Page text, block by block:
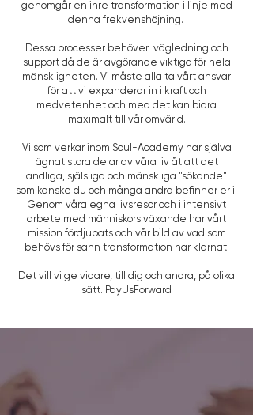
genomgår en inre transformation i linje med
denna frekvenshöjning.
Dessa processer behöver vägledning och
support då de är avgörande viktiga för hela
mänskligheten. Vi måste alla ta vårt ansvar
för att vi expanderar in i kraft och
medvetenhet och med det kan bidra
maximalt till vår omvärld.
Vi som verkar inom Soul-Academy har själva
ägnat stora delar av våra liv åt att det
andliga, själsliga och mänskliga "sökande"
som kanske du och många andra befinner er i.
Genom våra egna livsresor och i intensivt
arbete med människors växande har vårt
mission fördjupats och vår bild av vad som
behövs för sann transformation har klarnat.
Det vill vi ge vidare, till dig och andra, på olika
sätt. PayUsForward